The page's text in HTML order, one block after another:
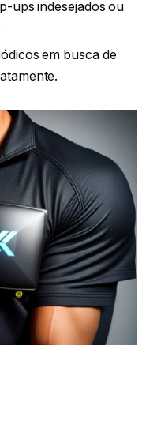
ups indesejados ou
em busca de